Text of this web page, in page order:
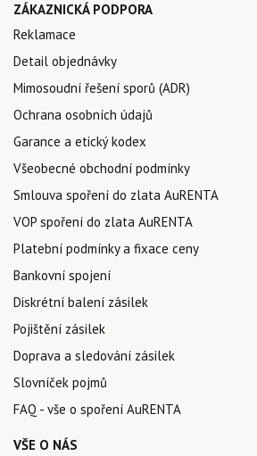
ZÁKAZNICKÁ PODPORA
Reklamace
Detail objednávky
Mimosoudní řešení sporů (ADR)
Ochrana osobních údajů
Garance a etický kodex
Všeobecné obchodní podmínky
Smlouva spoření do zlata AuRENTA
VOP spoření do zlata AuRENTA
Platební podmínky a fixace ceny
Bankovní spojení
Diskrétní balení zásilek
Pojištění zásilek
Doprava a sledování zásilek
Slovníček pojmů
FAQ - vše o spoření AuRENTA
VŠE O NÁS